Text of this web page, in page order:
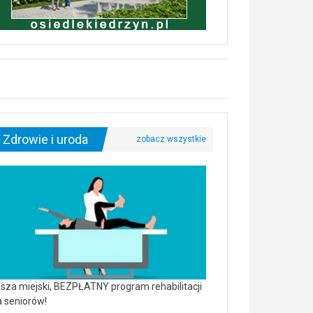
Zdrowie i uroda
miejski, BEZPŁATNY program rehabilitacji
seniorów!